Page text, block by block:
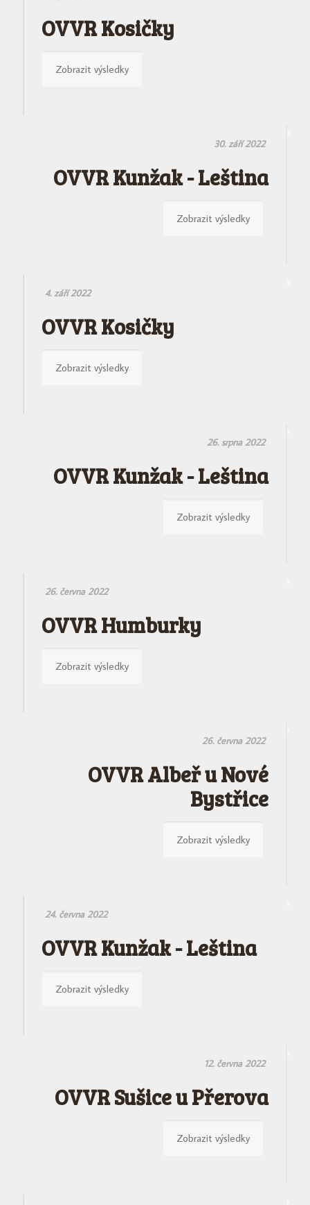
OVVR Kosičky
Zobrazit výsledky
30. září 2022
OVVR Kunžak - Leština
Zobrazit výsledky
4. září 2022
OVVR Kosičky
Zobrazit výsledky
26. srpna 2022
OVVR Kunžak - Leština
Zobrazit výsledky
26. června 2022
OVVR Humburky
Zobrazit výsledky
26. června 2022
OVVR Albeř u Nové
Bystřice
Zobrazit výsledky
24. června 2022
OVVR Kunžak - Leština
Zobrazit výsledky
12. června 2022
OVVR Sušice u Přerova
Zobrazit výsledky